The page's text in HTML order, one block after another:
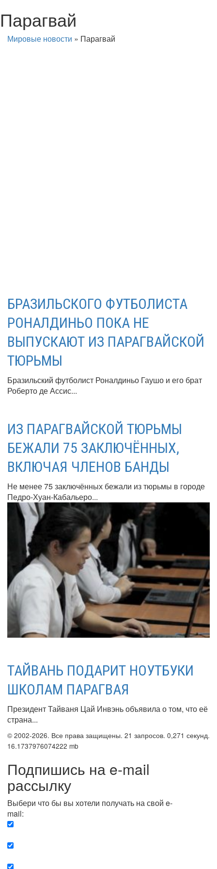
Парагвай
Мировые новости » Парагвай
БРАЗИЛЬСКОГО ФУТБОЛИСТА
РОНАЛДИНЬО ПОКА НЕ
ВЫПУСКАЮТ ИЗ ПАРАГВАЙСКОЙ
ТЮРЬМЫ
Бразильский футболист Роналдиньо Гаушо и его брат
Роберто де Ассис...
ИЗ ПАРАГВАЙСКОЙ ТЮРЬМЫ
БЕЖАЛИ 75 ЗАКЛЮЧЁННЫХ,
ВКЛЮЧАЯ ЧЛЕНОВ БАНДЫ
Не менее 75 заключённых бежали из тюрьмы в городе
Педро-Хуан-Кабальеро...
ТАЙВАНЬ ПОДАРИТ НОУТБУКИ
ШКОЛАМ ПАРАГВАЯ
Президент Тайваня Цай Инвэнь объявила о том, что её
страна...
© 2002-2026. Все права защищены. 21 запросов. 0,271 секунд.
16.1737976074222 mb
Подпишись на e-mail
рассылку
Выбери что бы вы хотели получать на свой e-
mail: